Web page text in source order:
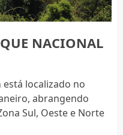
NACIONAL
está localizado no
abrangendo
Sul, Oeste e Norte